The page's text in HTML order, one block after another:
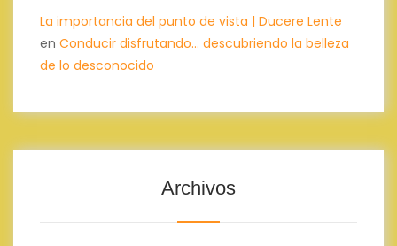
La importancia del punto de vista | Ducere Lente
en Conducir disfrutando… descubriendo la belleza
de lo desconocido
Archivos